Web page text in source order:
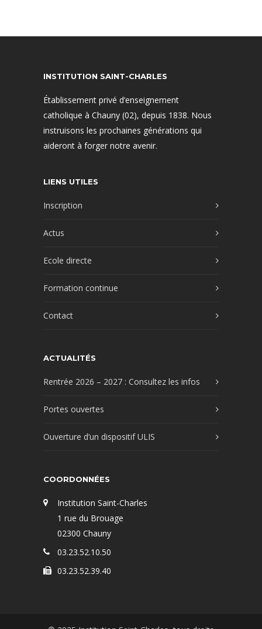
INSTITUTION SAINT-CHARLES
Établissement privé d’enseignement
catholique à Chauny (02), depuis 1838. Nous
instruisons les prochaines générations qui
aideront à forger notre avenir.
LIENS UTILES
Inscription
Actus
Ecole directe
Formation continue
Contact
ACTUALITÉS
Rentrée 2026 – 2027 : Consultez les infos
Portes ouvertes
Ouverture d’un dispositif ULIS
COORDONNÉES
Institution Saint-Charles
1 rue du Brouage
02300 Chauny
03.23.52.10.50
03.23.52.39.40